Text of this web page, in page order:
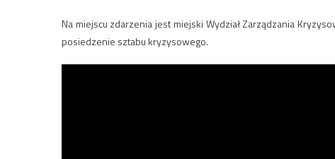
Na miejscu zdarzenia jest miejski Wydział Zarządzania
posiedzenie sztabu kryzysowego.